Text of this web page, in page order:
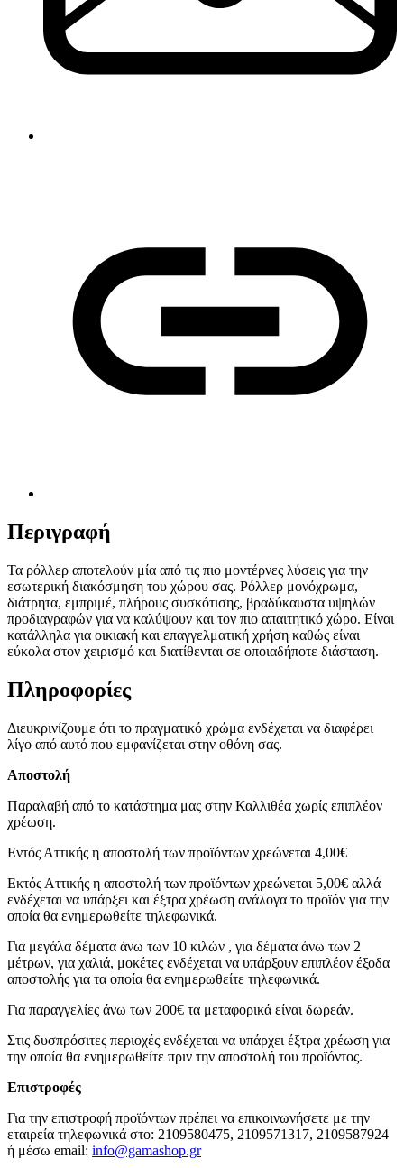
Περιγραφή
Τα ρόλλερ αποτελούν μία από τις πιο μοντέρνες λύσεις για την
εσωτερική διακόσμηση του χώρου σας. Ρόλλερ μονόχρωμα,
διάτρητα, εμπριμέ, πλήρους συσκότισης, βραδύκαυστα υψηλών
προδιαγραφών για να καλύψουν και τον πιο απαιτητικό χώρο. Είναι
κατάλληλα για οικιακή και επαγγελματική χρήση καθώς είναι
εύκολα στον χειρισμό και διατίθενται σε οποιαδήποτε διάσταση.
Πληροφορίες
Διευκρινίζουμε ότι το πραγματικό χρώμα ενδέχεται να διαφέρει
λίγο από αυτό που εμφανίζεται στην οθόνη σας.
Αποστολή
Παραλαβή από το κατάστημα μας στην Καλλιθέα χωρίς επιπλέον
χρέωση.
Εντός Αττικής η αποστολή των προϊόντων χρεώνεται 4,00€
Εκτός Αττικής η αποστολή των προϊόντων χρεώνεται 5,00€ αλλά
ενδέχεται να υπάρξει και έξτρα χρέωση ανάλογα το προϊόν για την
οποία θα ενημερωθείτε τηλεφωνικά.
Για μεγάλα δέματα άνω των 10 κιλών , για δέματα άνω των 2
μέτρων, για χαλιά, μοκέτες ενδέχεται να υπάρξουν επιπλέον έξοδα
αποστολής για τα οποία θα ενημερωθείτε τηλεφωνικά.
Για παραγγελίες άνω των 200€ τα μεταφορικά είναι δωρεάν.
Στις δυσπρόσιτες περιοχές ενδέχεται να υπάρχει έξτρα χρέωση για
την οποία θα ενημερωθείτε πριν την αποστολή του προϊόντος.
Επιστροφές
Για την επιστροφή προϊόντων πρέπει να επικοινωνήσετε με την
εταιρεία τηλεφωνικά στο: 2109580475, 2109571317, 2109587924
ή μέσω email: info@gamashop.gr